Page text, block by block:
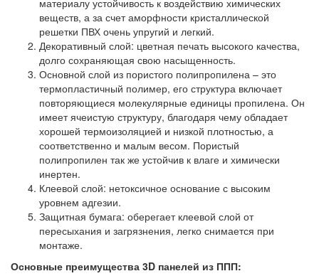
веществ, а за счет аморфности кристаллической
решетки ПВХ очень упругий и легкий.
Декоративный слой: цветная печать высокого качества,
долго сохраняющая свою насыщенность.
Основной слой из пористого полипропилена – это
термопластичный полимер, его структура включает
повторяющиеся молекулярные единицы пропилена. Он
имеет ячеистую структуру, благодаря чему обладает
хорошей термоизоляцией и низкой плотностью, а
соответственно и малым весом. Пористый
полипропилен так же устойчив к влаге и химически
инертен.
Клеевой слой: нетоксичное основание с высоким
уровнем адгезии.
Защитная бумага: оберегает клеевой слой от
пересыхания и загрязнения, легко снимается при
монтаже.
Основные преимущества 3D панелей из ППП: